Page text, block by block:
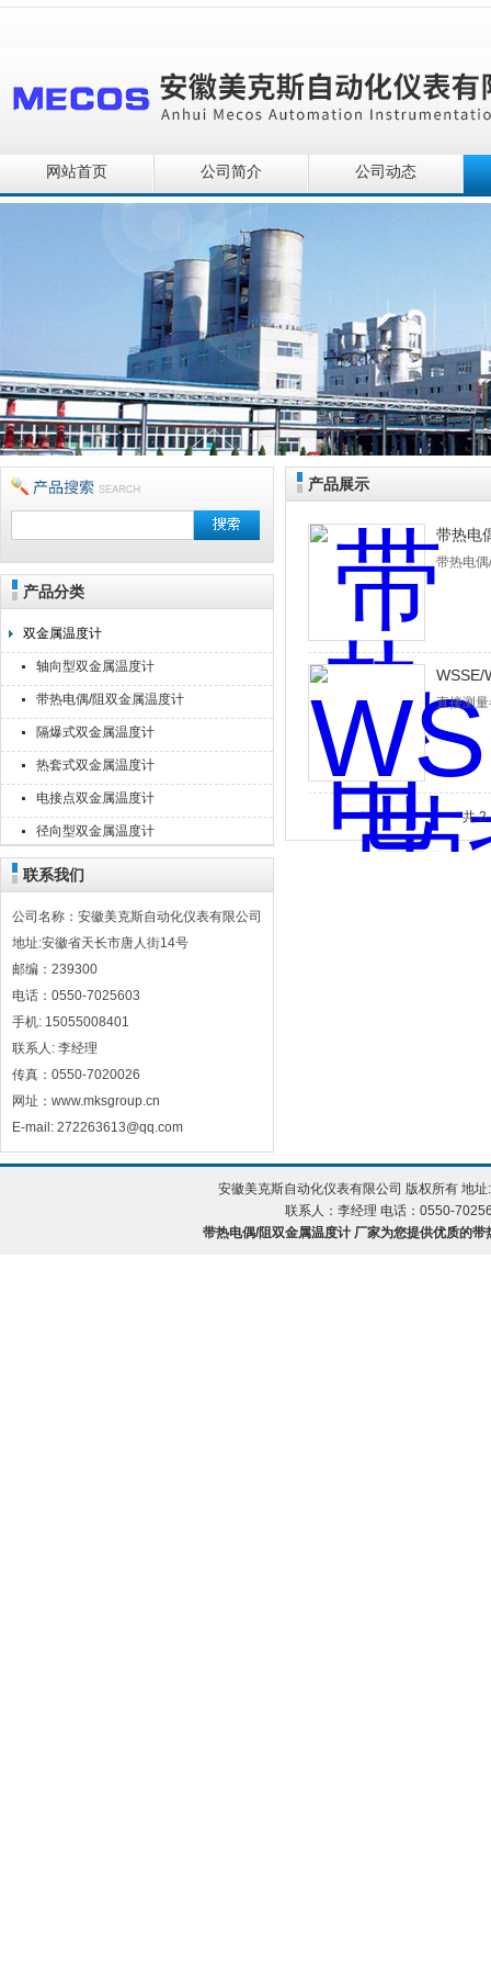
安徽美克斯自动化仪表有限公司
网站首页 公司简介 公司动态
产品分类
双金属温度计
轴向型双金属温度计
带热电偶/阻双金属温度计
隔爆式双金属温度计
热套式双金属温度计
电接点双金属温度计
径向型双金属温度计
联系我们
公司名称：安徽美克斯自动化仪表有限公司
地址:安徽省天长市唐人街14号
邮编：239300
电话：0550-7025603
手机: 15055008401
联系人: 李经理
传真：0550-7020026
网址：www.mksgroup.cn
E-mail: 272263613@qq.com
产品展示
带热电
带热电
WSSE/
直接测
共 2
安徽美克斯自动化仪表有限公司 版权所有 地
联系人：李经理 电话：0550-
带热电偶/阻双金属温度计 厂家为您提供优质的